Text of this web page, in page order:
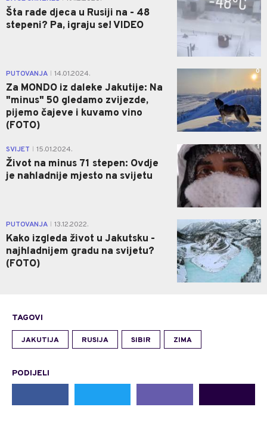
Šta rade djeca u Rusiji na - 48
stepeni? Pa, igraju se! VIDEO
PUTOVANJA 14.01.2024.
Za MONDO iz daleke Jakutije: Na
"minus" 50 gledamo zvijezde,
pijemo čajeve i kuvamo vino
(FOTO)
0
SVIJET 15.01.2024.
Život na minus 71 stepen: Ovdje
je nahladnije mjesto na svijetu
1
PUTOVANJA 13.12.2022.
Kako izgleda život u Jakutsku -
najhladnijem gradu na svijetu?
(FOTO)
0
TAGOVI
JAKUTIJA RUSIJA SIBIR ZIMA
PODIJELI